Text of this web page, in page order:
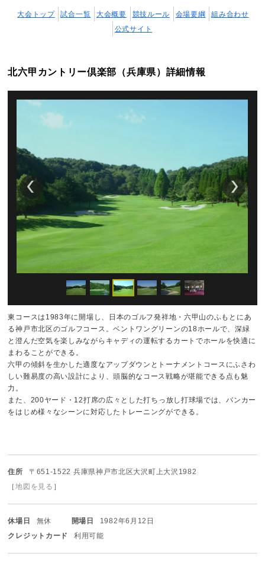
大会トップ 試合一覧 大会概要 競技ルール 会場要綱
組み合わせ
公式サイト
北六甲カントリー倶楽部（兵庫県）詳細情報
東コースは1983年に開場し、日本のゴルフ発祥地・六甲山のふもとにあ
る神戸市北区のゴルフコース。ベントワングリーンの18ホールで、深緑
と澄んだ空気を楽しみながらキャディの運転するカートでホールを快適に
まわることができる。
六甲の傾斜を生かした適度なアップダウンとトーナメントコースにふさわ
しい難易度の高い設計により、頭脳的なコース戦略が堪能できる点も魅
力。
また、200ヤード・12打席の広々とした打ちっ放し打球場では、バンカー
をはじめ様々なシーンに対応したトレーニングができる。
住所
〒651-1522 兵庫県神戸市北区大沢町上大沢1982
［地図を見る ］
休場日 無休 開場日
1982年6月12日
クレジットカード
利用可能